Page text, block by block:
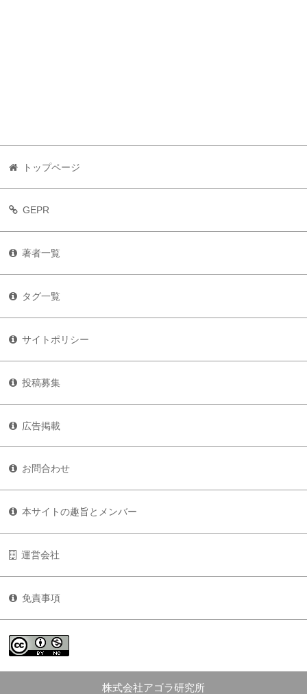
トップページ
GEPR
著者一覧
タグ一覧
サイトポリシー
投稿募集
広告掲載
お問合わせ
本サイトの趣旨とメンバー
運営会社
免責事項
株式会社アゴラ研究所